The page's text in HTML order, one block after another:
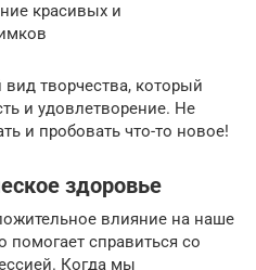
красивых и
творчества, который
и удовлетворение. Не
и пробовать что-то новое!
здоровье
влияние на наше
помогает справиться со
Когда мы